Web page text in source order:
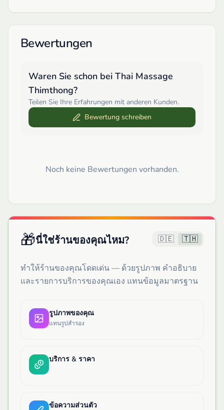
Bewertungen
Waren Sie schon bei Thai Massage
Thimthong?
Teilen Sie Ihre Erfahrungen mit anderen Kunden.
Bewertung schreiben
Noch keine Bewertungen vorhanden.
🎁นี่ใช่ร้านของคุณไหม? 🇩🇪 🇹🇭
ทำให้ร้านของคุณโดดเด่น — ด้วยรูปภาพ คำอธิบาย
และรายการบริการของคุณเอง แทนข้อมูลมาตรฐาน
รูปภาพของคุณ
แทนรูปสำรอง
บริการ & ราคา
ข้อความส่วนตัว